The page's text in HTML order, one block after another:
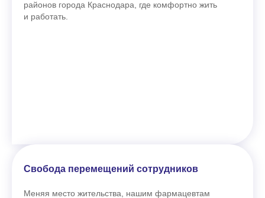
районов города Краснодара, где комфортно жить
и работать.
Свобода перемещений сотрудников
Меняя место жительства, нашим фармацевтам